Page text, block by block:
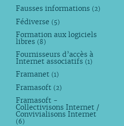
Fausses informations (2)
Fédiverse (5)
Formation aux logiciels
libres (8)
Fournisseurs d’accès à
Internet associatifs (1)
Framanet (1)
Framasoft (2)
Framasoft -
Collectivisons Internet /
Convivialisons Internet
(6)